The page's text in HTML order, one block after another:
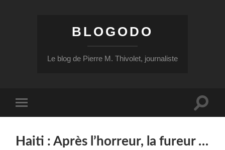
BLOGODO
Le blog de Pierre M. Thivolet, journaliste
mobile
Toggle
Haiti : Après l’horreur, la fureur …